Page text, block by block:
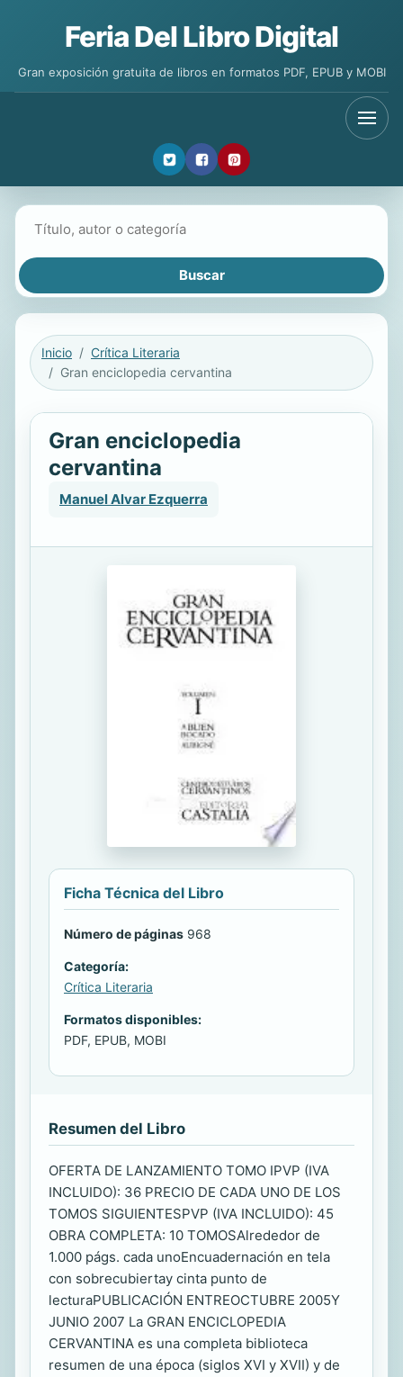
Feria Del Libro Digital
Gran exposición gratuita de libros en formatos PDF, EPUB y MOBI
Inicio
Crítica Literaria
Gran enciclopedia cervantina
Gran enciclopedia
cervantina
Manuel Alvar Ezquerra
Ficha Técnica del Libro
Número de páginas 968
Categoría:
Crítica Literaria
Formatos disponibles:
PDF, EPUB, MOBI
Resumen del Libro
OFERTA DE LANZAMIENTO TOMO IPVP (IVA
INCLUIDO): 36 PRECIO DE CADA UNO DE LOS
TOMOS SIGUIENTESPVP (IVA INCLUIDO): 45
OBRA COMPLETA: 10 TOMOSAlrededor de
1.000 págs. cada unoEncuadernación en tela
con sobrecubiertay cinta punto de
lecturaPUBLICACIÓN ENTREOCTUBRE 2005Y
JUNIO 2007 La GRAN ENCICLOPEDIA
CERVANTINA es una completa biblioteca
resumen de una época (siglos XVI y XVII) y de